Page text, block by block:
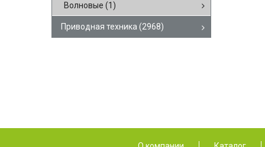
Волновые (1)
Приводная техника (2968)